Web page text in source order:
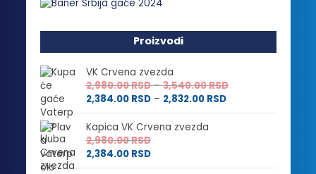
Proizvodi
VK Crvena zvezda
2,980.00RSD – 3,540.00RSDRaspon
od
2,384.00 RSD – 2,832.00 RSDRaspon
cena:
2,832.00 RSD
Kapica VK Crvena zvezda
2,980.00RSD
2,384.00 RSD